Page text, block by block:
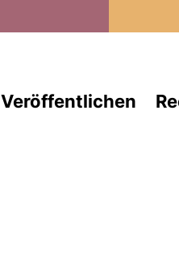
Veröffentlichen